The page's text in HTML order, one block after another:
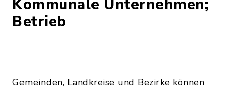
Kommunale Unternehmen;
Betrieb
Gemeinden, Landkreise und Bezirke können